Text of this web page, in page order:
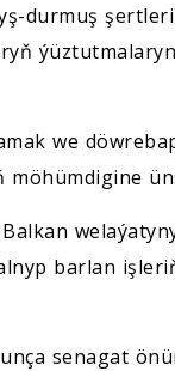
durmuş
we
barlan
senagat